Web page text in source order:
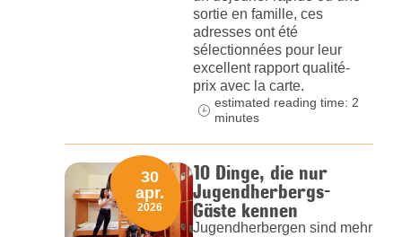
sortie en famille, ces
adresses ont été
sélectionnées pour leur
excellent rapport qualité-
prix avec la carte.
estimated reading time: 2
minutes
10 Dinge, die nur
Jugendherbergs-
Gäste kennen
Jugendherbergen sind mehr
30
apr.
2026